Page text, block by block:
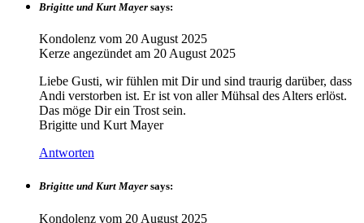
Brigitte und Kurt Mayer says:
Kondolenz vom 20 August 2025
Kerze angezündet am 20 August 2025
Liebe Gusti, wir fühlen mit Dir und sind traurig darüber, dass
Andi verstorben ist. Er ist von aller Mühsal des Alters erlöst.
Das möge Dir ein Trost sein.
Brigitte und Kurt Mayer
Antworten
Brigitte und Kurt Mayer says:
Kondolenz vom 20 August 2025